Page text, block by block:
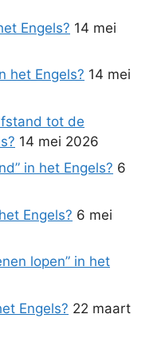
Engels? 14 mei
het Engels? 14 mei
tot de
14 mei 2026
in het Engels? 6
Engels? 6 mei
lopen” in het
Engels? 22 maart